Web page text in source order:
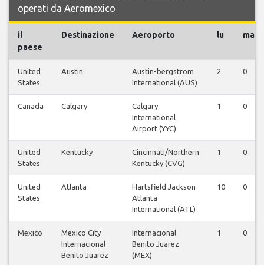
operati da Aeromexico
il
paese
Destinazione Aeroporto lu ma
United
States
Austin
Austin-bergstrom
International (AUS)
2 0
Canada Calgary
Calgary
International
Airport (YYC)
1 0
United
States
Kentucky
Cincinnati/Northern
Kentucky (CVG)
1 0
United
States
Atlanta
Hartsfield Jackson
Atlanta
International (ATL)
10 0
Mexico
Mexico City
Internacional
Benito Juarez
Internacional
Benito Juarez
(MEX)
1 0